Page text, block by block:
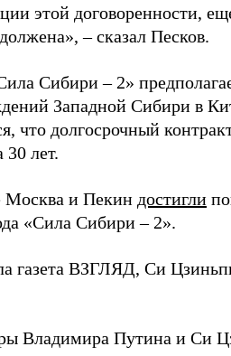
этой договоренности,
– сказал Песков.
Сибири – 2»
Западной Сибири в
что долгосрочный
30 лет.
Москва и Пекин достигли
«Сила Сибири – 2».
газета ВЗГЛЯД, Си
Владимира Путина и Си